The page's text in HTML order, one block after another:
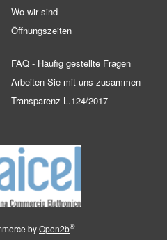
Wo wir sind
Öffnungszeiten
FAQ - Häufig gestellte Fragen
Arbeiten Sie mit uns zusammen
Transparenz L.124/2017
byOpen2b®